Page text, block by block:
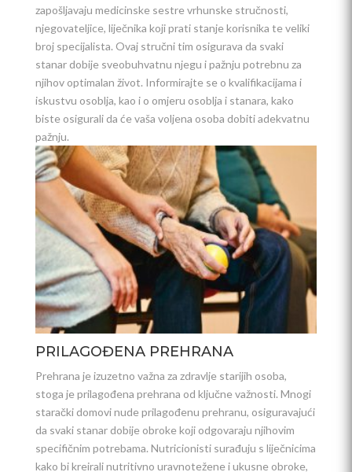
zapošljavaju medicinske sestre vrhunske stručnosti,
njegovateljice, liječnika koji prati stanje korisnika te veliki
broj specijalista. Ovaj stručni tim osigurava da svaki
stanar dobije sveobuhvatnu njegu i pažnju potrebnu za
njihov optimalan život. Informirajte se o kvalifikacijama i
iskustvu osoblja, kao i o omjeru osoblja i stanara, kako
biste osigurali da će vaša voljena osoba dobiti adekvatnu
pažnju.
PRILAGOĐENA PREHRANA
Prehrana je izuzetno važna za zdravlje starijih osoba,
stoga je prilagođena prehrana od ključne važnosti. Mnogi
starački domovi nude prilagođenu prehranu, osiguravajući
da svaki stanar dobije obroke koji odgovaraju njihovim
specifičnim potrebama. Nutricionisti surađuju s liječnicima
kako bi kreirali nutritivno uravnotežene i ukusne obroke,